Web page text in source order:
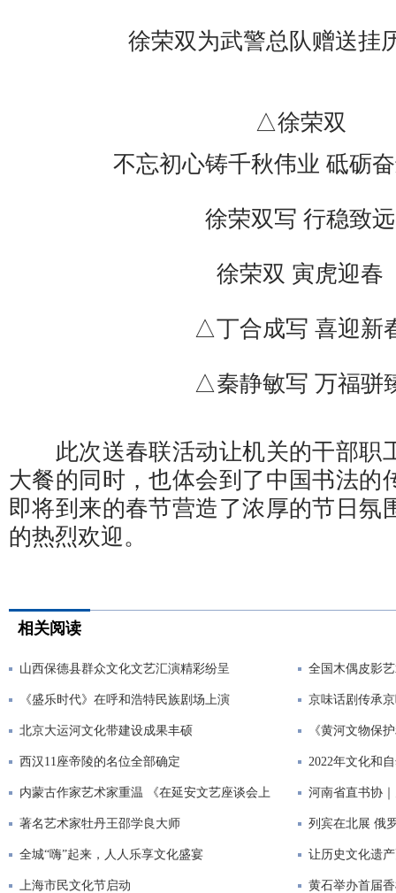
徐荣双为武警总队赠送挂
△徐荣双
不忘初心铸千秋伟业 砥砺奋
徐荣双写 行稳致远
徐荣双 寅虎迎春
△丁合成写 喜迎新
△秦静敏写 万福骈
此次送春联活动让机关的干部职
大餐的同时，也体会到了中国书法的
即将到来的春节营造了浓厚的节日氛
的热烈欢迎。
相关阅读
山西保德县群众文化文艺汇演精彩纷呈 全国木偶皮影
《盛乐时代》在呼和浩特民族剧场上演 京味话剧传承
北京大运河文化带建设成果丰硕 《黄河文物保
西汉11座帝陵的名位全部确定 2022年文化和
内蒙古作家艺术家重温 《在延安文艺座谈会上 河南省直书协
著名艺术家牡丹王邵学良大师 列宾在北展 俄
全城“嗨”起来，人人乐享文化盛宴 让历史文化遗
上海市民文化节启动 黄石举办首届